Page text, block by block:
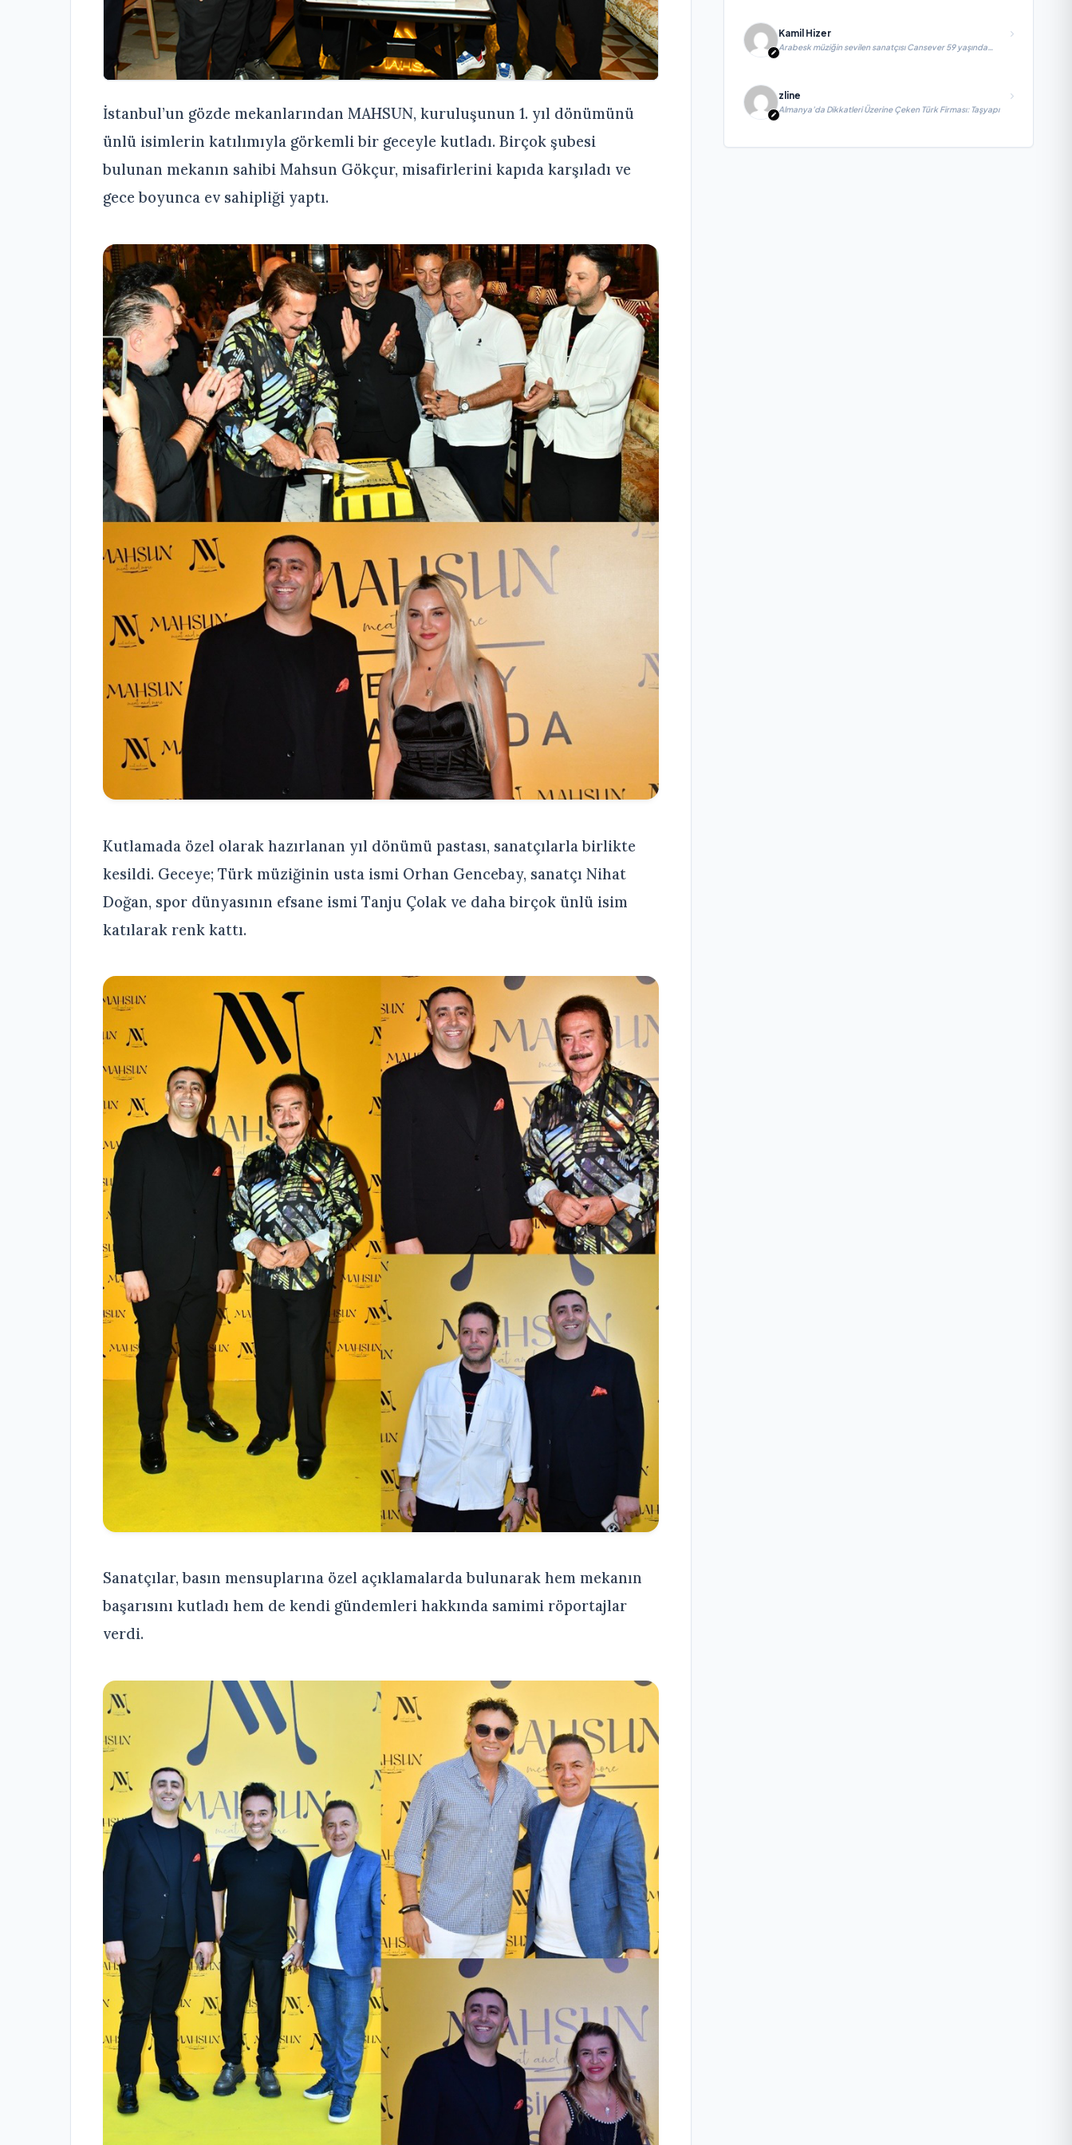
İstanbul’un gözde mekanlarından MAHSUN, kuruluşunun 1. yıl dönümünü
ünlü isimlerin katılımıyla görkemli bir geceyle kutladı. Birçok şubesi
bulunan mekanın sahibi Mahsun Gökçur, misafirlerini kapıda karşıladı ve
gece boyunca ev sahipliği yaptı.
Kutlamada özel olarak hazırlanan yıl dönümü pastası, sanatçılarla birlikte
kesildi. Geceye; Türk müziğinin usta ismi Orhan Gencebay, sanatçı Nihat
Doğan, spor dünyasının efsane ismi Tanju Çolak ve daha birçok ünlü isim
katılarak renk kattı.
Sanatçılar, basın mensuplarına özel açıklamalarda bulunarak hem mekanın
başarısını kutladı hem de kendi gündemleri hakkında samimi röportajlar
verdi.
Kamil Hizer
Arabesk müziğin sevilen sanatçısı Cansever 59 yaşında
yaşamını yitirdi
zline
Almanya’da Dikkatleri Üzerine Çeken Türk Firması: Taşyapı